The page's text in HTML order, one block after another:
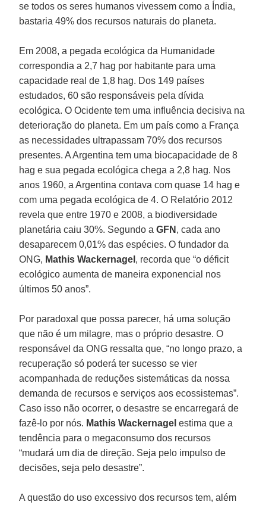
se todos os seres humanos vivessem como a Índia,
bastaria 49% dos recursos naturais do planeta.
Em 2008, a pegada ecológica da Humanidade
correspondia a 2,7 hag por habitante para uma
capacidade real de 1,8 hag. Dos 149 países
estudados, 60 são responsáveis pela dívida
ecológica. O Ocidente tem uma influência decisiva na
deterioração do planeta. Em um país como a França
as necessidades ultrapassam 70% dos recursos
presentes. A Argentina tem uma biocapacidade de 8
hag e sua pegada ecológica chega a 2,8 hag. Nos
anos 1960, a Argentina contava com quase 14 hag e
com uma pegada ecológica de 4. O Relatório 2012
revela que entre 1970 e 2008, a biodiversidade
planetária caiu 30%. Segundo aGFN , cada ano
desaparecem 0,01% das espécies. O fundador da
ONG, Mathis Wackernagel , recorda que “o déficit
ecológico aumenta de maneira exponencial nos
últimos 50 anos”.
Por paradoxal que possa parecer, há uma solução
que não é um milagre, mas o próprio desastre. O
responsável da ONG ressalta que, “no longo prazo, a
recuperação só poderá ter sucesso se vier
acompanhada de reduções sistemáticas da nossa
demanda de recursos e serviços aos ecossistemas”.
Caso isso não ocorrer, o desastre se encarregará de
fazê-lo por nós. Mathis Wackernagel estima que a
tendência para o megaconsumo dos recursos
“mudará um dia de direção. Seja pelo impulso de
decisões, seja pelo desastre”.
A questão do uso excessivo dos recursos tem, além